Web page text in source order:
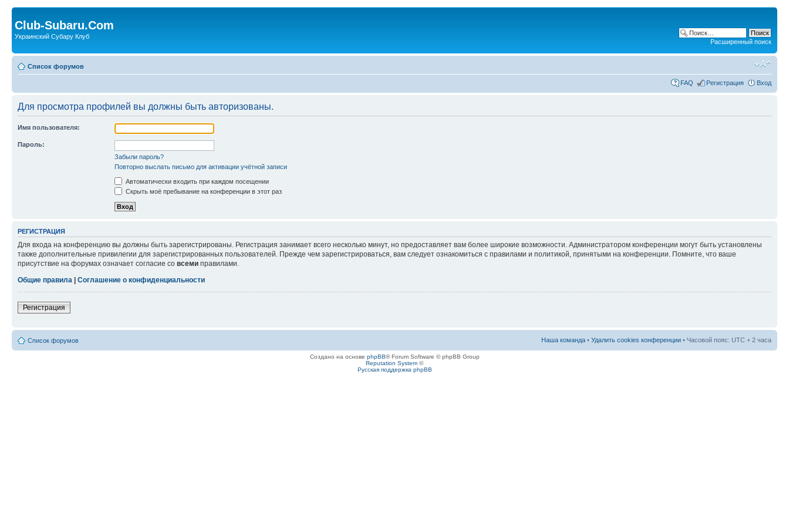
Club-Subaru.Com
Украинский Субару Клуб
Расширенный поиск
Список форумов
FAQ Регистрация Вход
Для просмотра профилей вы должны быть авторизованы.
Имя пользователя:
Пароль:
Забыли пароль?
Повторно выслать письмо для активации учётной записи
Автоматически входить при каждом посещении
Скрыть моё пребывание на конференции в этот раз
РЕГИСТРАЦИЯ
Для входа на конференцию вы должны быть зарегистрированы. Регистрация занимает всего несколько минут, но предоставляет вам более широкие возможности. Администратором конференции могут быть установлены
также дополнительные привилегии для зарегистрированных пользователей. Прежде чем зарегистрироваться, вам следует ознакомиться с правилами и политикой, принятыми на конференции. Помните, что ваше
присутствие на форумах означает согласие со всеми правилами.
Общие правила
Соглашение о конфиденциальности
Регистрация
Список форумов Наша команда • Удалить cookies конференции • Часовой пояс: UTC + 2 часа
Создано на основе phpBB® Forum Software © phpBB Group
Reputation System ©
Русская поддержка phpBB